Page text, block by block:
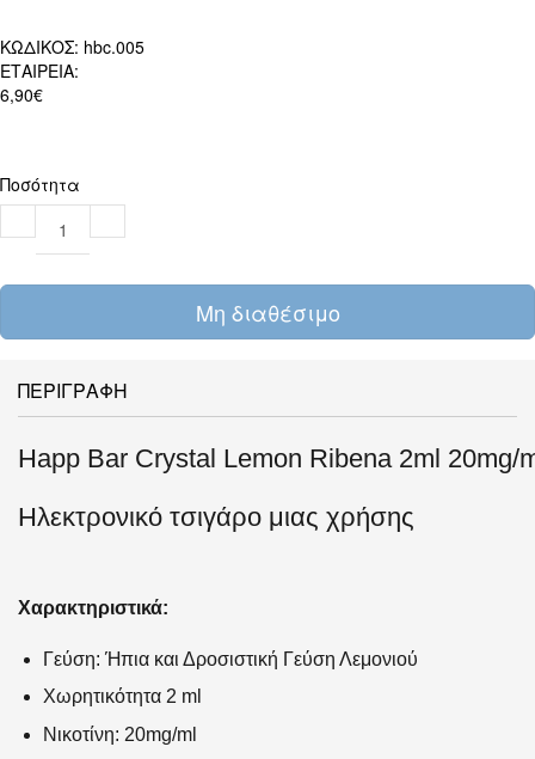
ΚΩΔΙΚΟΣ: hbc.005
ΕΤΑΙΡΕΙΑ:
6,90€
Ποσότητα
Μη διαθέσιμο
ΠΕΡΙΓΡΑΦΗ
Happ Bar Crystal Lemon Ribena 2ml 20mg/
Ηλεκτρονικό τσιγάρο μιας χρήσης
Χαρακτηριστικά:
Γεύση: Ήπια και Δροσιστική Γεύση Λεμονιού
Χωρητικότητα 2 ml
Νικοτίνη: 20mg/ml